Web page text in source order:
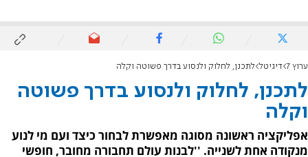
ערוץ 7 דיגיטל לתכנן, לחלוק ולנסוע בדרך פשוטה וקלה
לתכנן, לחלוק ולנסוע בדרך פשוטה
וקלה
אפליקציה ראשונה מסוגה מאפשרת לבחור כיצד ועם מי לנוע
מנקודה אחת לשנייה. ''לבנות עולם תחבורה מחובר, חופשי